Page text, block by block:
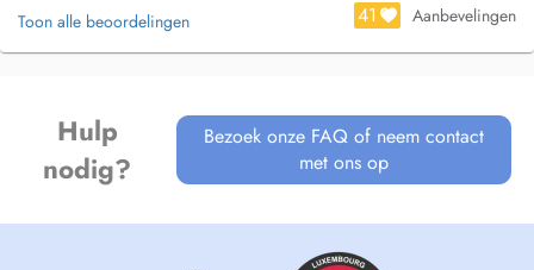
Toon alle beoordelingen 41 Aanbevelingen
Hulp
nodig?
Bezoek onze FAQ of neem contact
met ons op